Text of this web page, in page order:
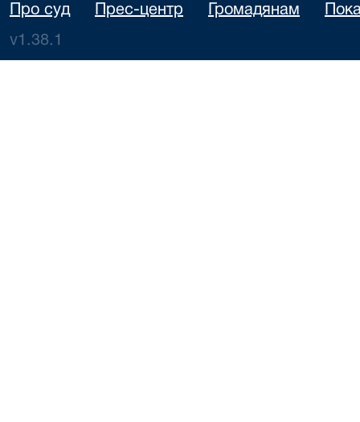
Про суд Прес-центр Громадянам
v1.38.1